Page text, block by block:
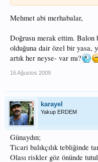
Mehmet abi merhabalar,
Doğrusu merak ettim. Balon
olduğuna dair özel bir yasa,
artık her neyse- var mı?
16 Ağustos 2009
karayel
Yakup ERDEM
Günaydın;
Ticari balıkçılık tebliğinde
Olası riskler göz önünde